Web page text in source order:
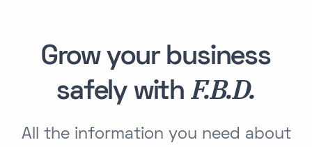
Grow your business
safely withF.B.D.
All the information you need about